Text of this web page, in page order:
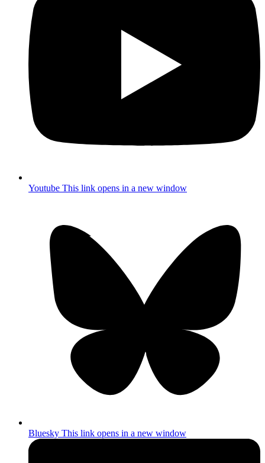
Youtube This link opens in a new window
Bluesky This link opens in a new window